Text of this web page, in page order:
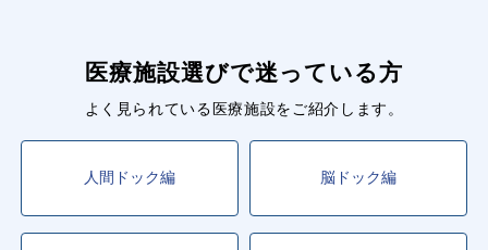
医療施設選びで迷っている方
よく見られている医療施設をご紹介します。
人間ドック編 脳ドック編